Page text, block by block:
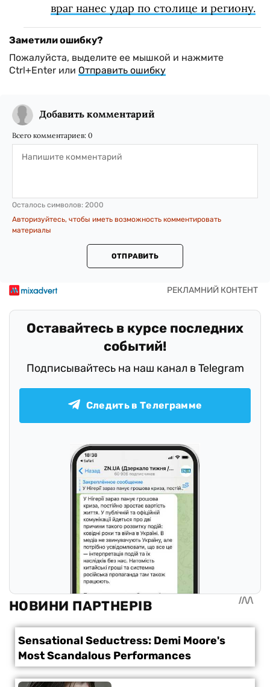
враг нанес удар по столице и региону.
Заметили ошибку?
Пожалуйста, выделите ее мышкой и нажмите
Ctrl+Enter или Отправить ошибку
Добавить комментарий
Всего комментариев: 0
Осталось символов: 2000
Авторизуйтесь, чтобы иметь возможность комментировать
материалы
ОТПРАВИТЬ
Оставайтесь в курсе последних
событий!
Подписывайтесь на наш канал в Telegram
Следить в Телеграмме